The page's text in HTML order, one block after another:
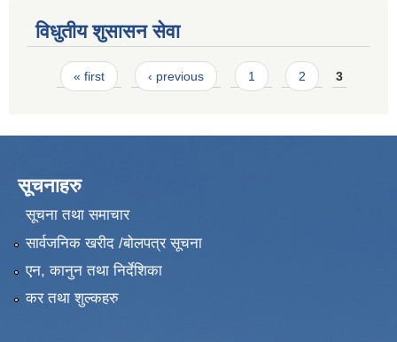
विधुतीय शुसासन सेवा
Pages
« first ‹ previous 1 2 3
सूचनाहरु
सूचना तथा समाचार
सार्वजनिक खरीद /बोलपत्र सूचना
एन, कानुन तथा निर्देशिका
कर तथा शुल्कहरु